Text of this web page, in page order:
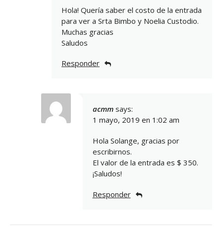
Hola! Quería saber el costo de la entrada
para ver a Srta Bimbo y Noelia Custodio.
Muchas gracias
Saludos
Responder
acmm says:
1 mayo, 2019 en 1:02 am
Hola Solange, gracias por
escribirnos.
El valor de la entrada es $ 350.
¡Saludos!
Responder